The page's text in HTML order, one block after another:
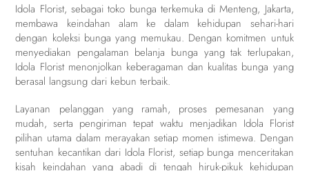
Idola Florist, sebagai toko bunga terkemuka di Menteng, Jakarta,
membawa keindahan alam ke dalam kehidupan sehari-hari
dengan koleksi bunga yang memukau. Dengan komitmen untuk
menyediakan pengalaman belanja bunga yang tak terlupakan,
Idola Florist menonjolkan keberagaman dan kualitas bunga yang
berasal langsung dari kebun terbaik.
Layanan pelanggan yang ramah, proses pemesanan yang
mudah, serta pengiriman tepat waktu menjadikan Idola Florist
pilihan utama dalam merayakan setiap momen istimewa. Dengan
sentuhan kecantikan dari Idola Florist, setiap bunga menceritakan
kisah keindahan yang abadi di tengah hiruk-pikuk kehidupan